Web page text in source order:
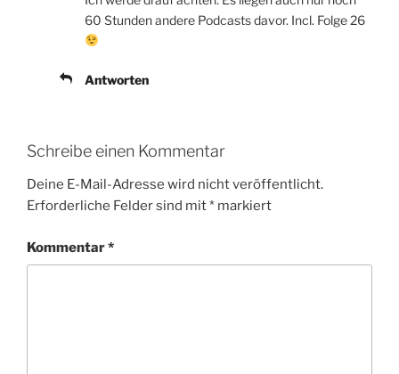
60 Stunden andere Podcasts davor. Incl. Folge 26
Antworten
Schreibe einen Kommentar
Deine E-Mail-Adresse wird nicht veröffentlicht.
Erforderliche Felder sind mit* markiert
Kommentar*